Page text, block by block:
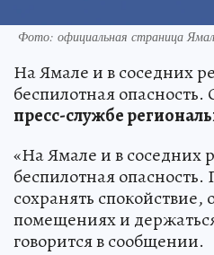
Фото: официальная страница
На Ямале и в соседних
беспилотная
пресс-службе
«На Ямале и в соседних
беспилотная
сохранять спокойствие,
помещениях и
говорится в сообщении.